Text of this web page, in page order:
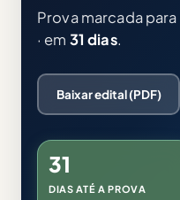
Prova marcada para
· em 31 dias.
Baixar edital (PDF)
31
DIAS ATÉ A PROVA